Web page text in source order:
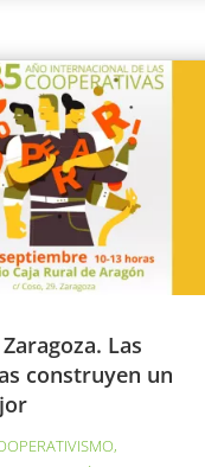
Las
construyen un
,